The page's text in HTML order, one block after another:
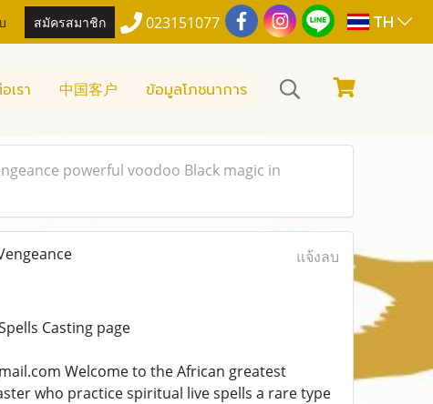
สมัครสมาชิก 023151077 TH
เรา 中国客户 ข้อมูลโภชนาการ
powerful voodoo Black magic in
แจ้งลบ
Casting page
Welcome to the African greatest
who practice spiritual live spells a rare type